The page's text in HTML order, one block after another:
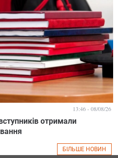
отримали
13:46 - 08/08/26
БІЛЬШЕ НОВИН